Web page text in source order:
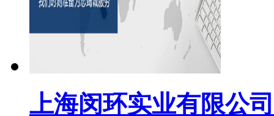
上海闵环实业有限公